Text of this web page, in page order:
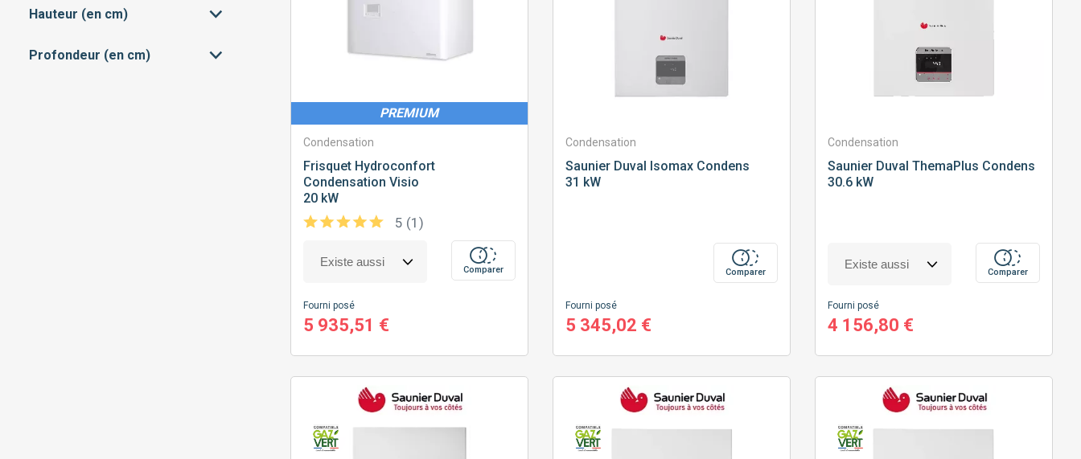
SHUNT
39 112
Hauteur (en cm)
66 192
Profondeur (en cm)
PREMIUM
Condensation
Frisquet Hydroconfort
Condensation Visio
20 kW
5 (1)
Comparer
Fourni posé
5 935,51 €
Condensation
Saunier Duval
Isomax Condens
31 kW
Comparer
Fourni posé
5 345,02 €
Condensation
Saunier Duval ThemaPlus Condens
30.6 kW
Comparer
Fourni posé
4 156,80 €